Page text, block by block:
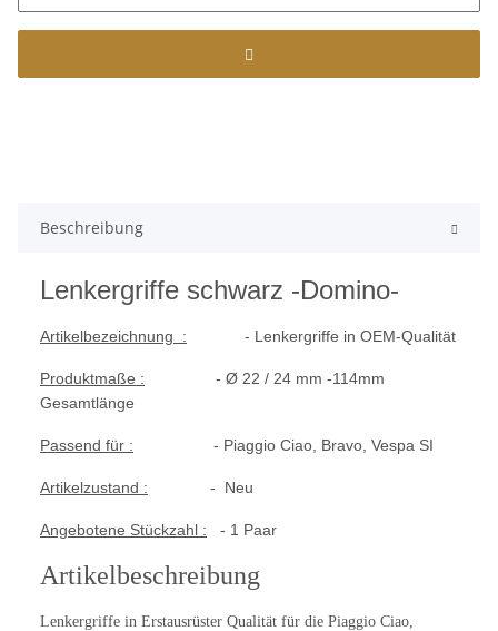
Beschreibung
Lenkergriffe schwarz -Domino-
Artikelbezeichnung : - Lenkergriffe in OEM-Qualität
Produktmaße : - Ø 22 / 24 mm -114mm
Gesamtlänge
Passend für : - Piaggio Ciao, Bravo, Vespa SI
Artikelzustand : - Neu
Angebotene Stückzahl : - 1 Paar
Artikelbeschreibung
Lenkergriffe in Erstausrüster Qualität für die Piaggio Ciao,